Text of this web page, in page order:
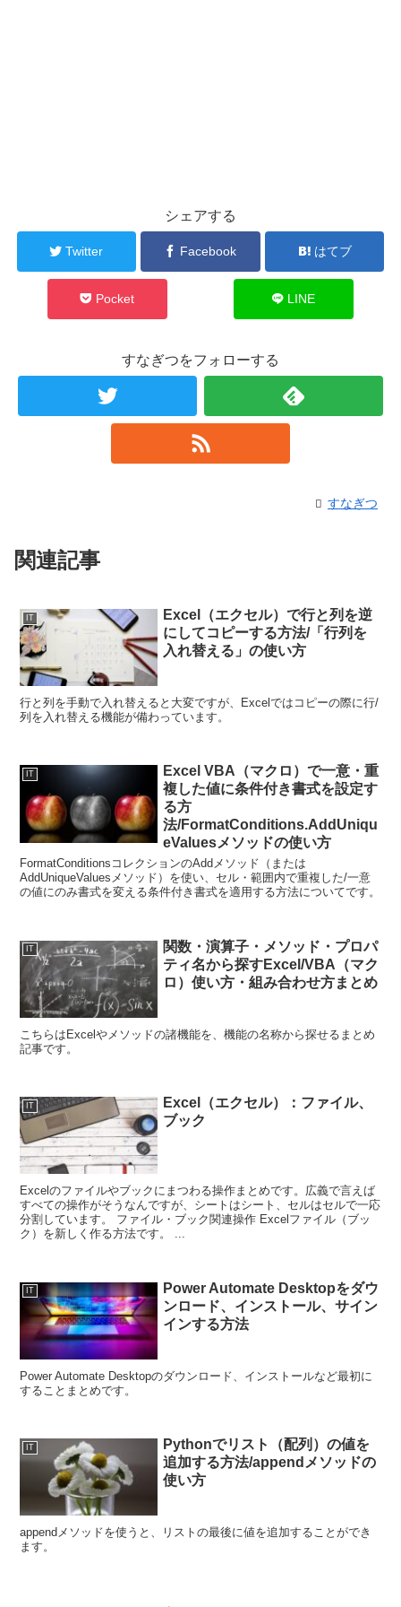
シェアする
Twitter Facebook はてブ
Pocket LINE
すなぎつをフォローする
すなぎつ
関連記事
IT
Excel（エクセル）で行と列を逆
にしてコピーする方法/「行列を
入れ替える」の使い方
行と列を手動で入れ替えると大変ですが、Excelではコピーの際に行/
列を入れ替える機能が備わっています。
IT
Excel VBA（マクロ）で一意・重
複した値に条件付き書式を設定す
る方
法/FormatConditions.AddUniqu
eValuesメソッドの使い方
FormatConditionsコレクションのAddメソッド（または
AddUniqueValuesメソッド）を使い、セル・範囲内で重複した/一意
の値にのみ書式を変える条件付き書式を適用する方法についてです。
IT
関数・演算子・メソッド・プロパ
ティ名から探すExcel/VBA（マク
ロ）使い方・組み合わせ方まとめ
こちらはExcelやメソッドの諸機能を、機能の名称から探せるまとめ
記事です。
IT
Excel（エクセル）：ファイル、
ブック
Excelのファイルやブックにまつわる操作まとめです。広義で言えば
すべての操作がそうなんですが、シートはシート、セルはセルで一応
分割しています。 ファイル・ブック関連操作 Excelファイル（ブッ
ク）を新しく作る方法です。 ...
IT
Power Automate Desktopをダウ
ンロード、インストール、サイン
インする方法
Power Automate Desktopのダウンロード、インストールなど最初に
することまとめです。
IT
Pythonでリスト（配列）の値を
追加する方法/appendメソッドの
使い方
appendメソッドを使うと、リストの最後に値を追加することができ
ます。